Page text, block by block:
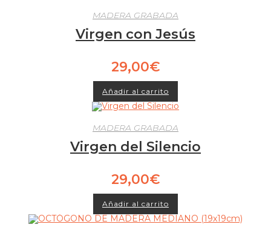
MADERA GRABADA
Virgen con Jesús
29,00€
Añadir al carrito
MADERA GRABADA
Virgen del Silencio
29,00€
Añadir al carrito